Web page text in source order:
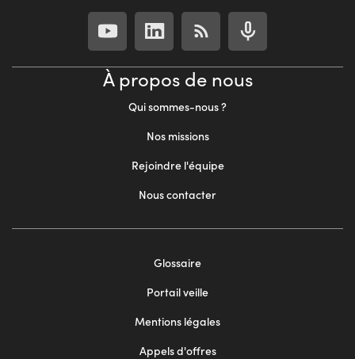
À propos de nous
Qui sommes-nous ?
Nos missions
Rejoindre l'équipe
Nous contacter
Glossaire
Portail veille
Mentions légales
Appels d'offres